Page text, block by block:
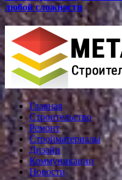
любой сложности
Главная
Строительство
Ремонт
Стройматериалы
Дизайн
Коммуникации
Новости